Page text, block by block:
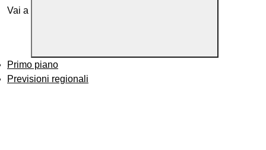
Vai a
Primo piano
Previsioni regionali